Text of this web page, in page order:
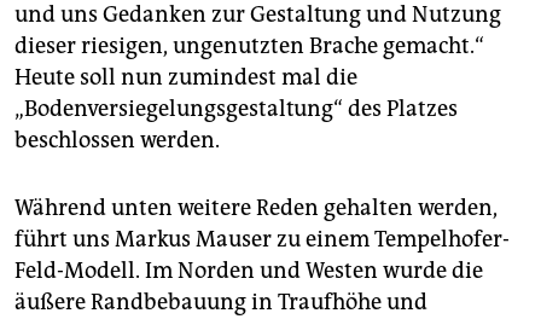
und uns Gedanken zur Gestaltung und Nutzung
dieser riesigen, ungenutzten Brache gemacht.“
Heute soll nun zumindest mal die
„Bodenversiegelungsgestaltung“ des Platzes
beschlossen werden.
Während unten weitere Reden gehalten werden,
führt uns Markus Mauser zu einem Tempelhofer-
Feld-Modell. Im Norden und Westen wurde die
äußere Randbebauung in Traufhöhe und